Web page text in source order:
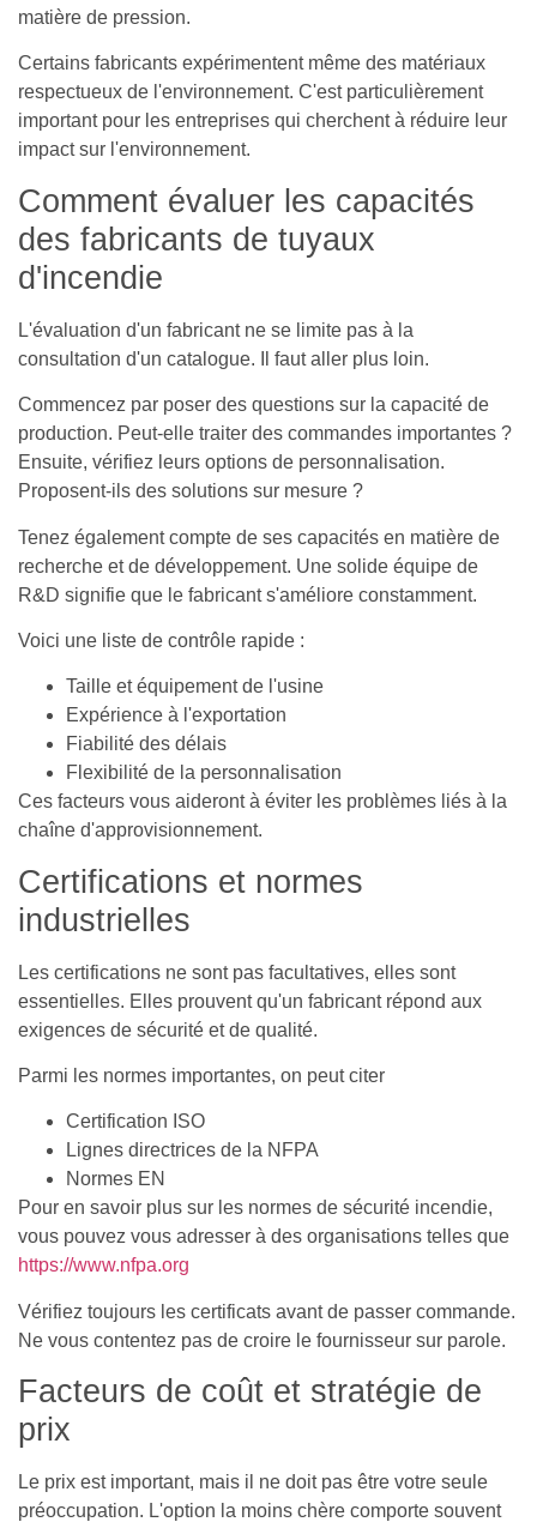
matière de pression.
Certains fabricants expérimentent même des matériaux
respectueux de l'environnement. C'est particulièrement
important pour les entreprises qui cherchent à réduire leur
impact sur l'environnement.
Comment évaluer les capacités
des fabricants de tuyaux
d'incendie
L'évaluation d'un fabricant ne se limite pas à la
consultation d'un catalogue. Il faut aller plus loin.
Commencez par poser des questions sur la capacité de
production. Peut-elle traiter des commandes importantes ?
Ensuite, vérifiez leurs options de personnalisation.
Proposent-ils des solutions sur mesure ?
Tenez également compte de ses capacités en matière de
recherche et de développement. Une solide équipe de
R&D signifie que le fabricant s'améliore constamment.
Voici une liste de contrôle rapide :
Taille et équipement de l'usine
Expérience à l'exportation
Fiabilité des délais
Flexibilité de la personnalisation
Ces facteurs vous aideront à éviter les problèmes liés à la
chaîne d'approvisionnement.
Certifications et normes
industrielles
Les certifications ne sont pas facultatives, elles sont
essentielles. Elles prouvent qu'un fabricant répond aux
exigences de sécurité et de qualité.
Parmi les normes importantes, on peut citer
Certification ISO
Lignes directrices de la NFPA
Normes EN
Pour en savoir plus sur les normes de sécurité incendie,
vous pouvez vous adresser à des organisations telles que
https://www.nfpa.org
Vérifiez toujours les certificats avant de passer commande.
Ne vous contentez pas de croire le fournisseur sur parole.
Facteurs de coût et stratégie de
prix
Le prix est important, mais il ne doit pas être votre seule
préoccupation. L'option la moins chère comporte souvent